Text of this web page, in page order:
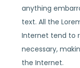
anything
text. All the
Internet tend to
necessary,
the Internet.